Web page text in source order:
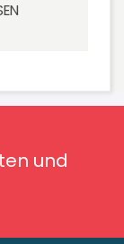
und